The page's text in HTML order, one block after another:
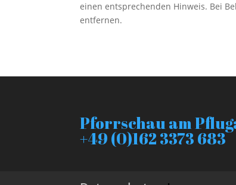
einen entsprechenden Hinweis. Bei
entfernen.
Pforrschau am
+49 (0)162 3373 683